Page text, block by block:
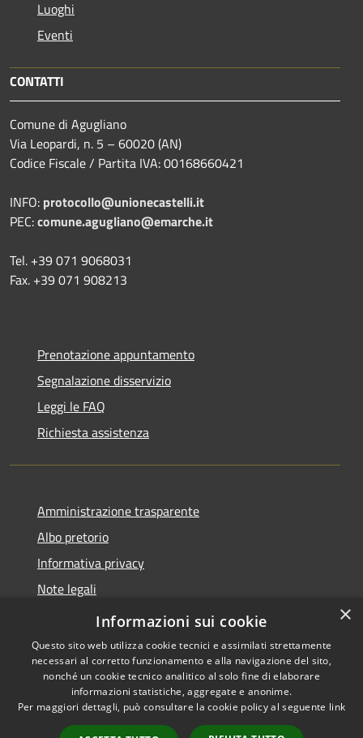
Luoghi
Eventi
CONTATTI
Comune di Agugliano
Via Leopardi, n. 5 – 60020 (AN)
Codice Fiscale / Partita IVA: 00168660421
INFO: protocollo@unionecastelli.it
PEC:comune.agugliano@emarche.it
Tel. +39 071 9068031
Fax. +39 071 908213
Prenotazione appuntamento
Segnalazione disservizio
Leggi le FAQ
Richiesta assistenza
Amministrazione trasparente
Albo pretorio
Informativa privacy
Note legali
Dichiarazione di accessibilità
Accessibilità
Copyright © 2026 • Comune di
Agugliano • Powered by
×
Informazioni sui cookie
Questo sito web utilizza cookie tecnici e assimilati strettamente
necessari al corretto funzionamento e alla navigazione del sito,
nonché un cookie tecnico analitico al solo fine di elaborare
informazioni statistiche, aggregate e anonime.
Per maggiori dettagli, può consultare la cookie policy al seguente link